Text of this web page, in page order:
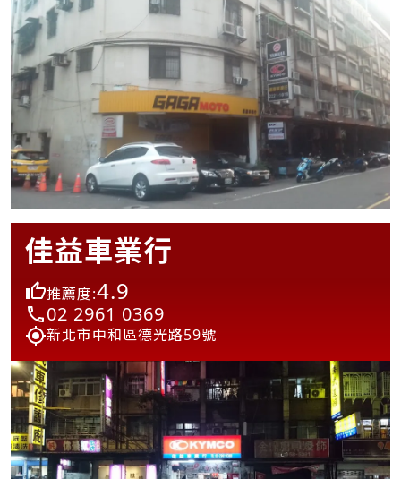
佳益車業行
推薦度:4.9
02 2961 0369
新北市中和區德光路59號